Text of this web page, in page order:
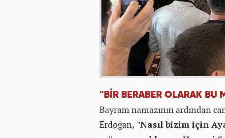
"BİR BERABER OLARAK BU
Bayram namazının ardından
Erdoğan, "Nasıl bizim için